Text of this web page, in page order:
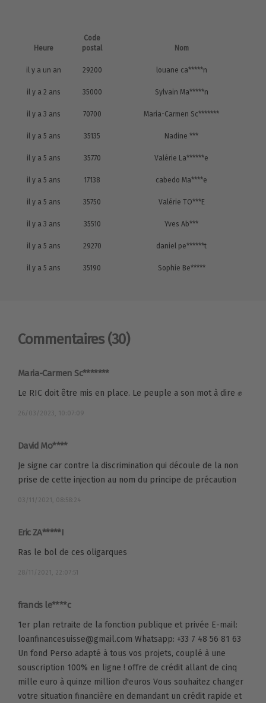
Heure
Code
postal
Nom
il y a un an 29200 louane ca*****n
il y a 2 ans 35000 Sylvain Ma*****n
il y a 3 ans 70700 Maria-Carmen Sc*******
il y a 5 ans 35135 Nadine ***
il y a 5 ans 35770 Valérie La******e
il y a 5 ans 17138 cabedo Ma****e
il y a 5 ans 35750 Valérie TO***E
il y a 3 ans 35510 Yves Ab***
il y a 5 ans 29270 daniel pe******t
il y a 5 ans 35190 Sophie Be*****
Commentaires (30)
Maria-Carmen Sc*******
Le RIC doit être mis en place. Le peuple a son mot à dire ✊
26/03/2023, 10:07:09
David Mo****
Je signe car contre la discrimination qui découle de la non
prise de cette injection au nom du principe de précaution
03/11/2021, 08:58:24
Eric ZA*****I
Ras le bol de ces oligarques
28/11/2021, 22:07:51
francis le****c
1er plan retraite de la fonction publique et privée E-mail:
loanfinancesuisse@gmail.com Whatsapp: +33 7 48 56 81 63
Un fond Perso adapté à tous vos projets, couplé à une
souscription 100% en ligne ! offre de crédit allant de cinq
mille euro à quinze million d'euros Vous souhaitez changer
votre situation financière en demandant un crédit rapide et